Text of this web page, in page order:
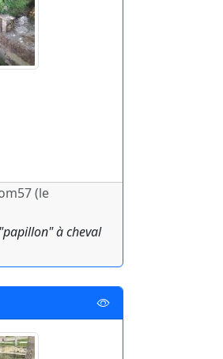
(le
à cheval